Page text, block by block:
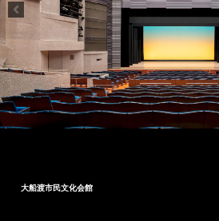
大船渡市民文化会館